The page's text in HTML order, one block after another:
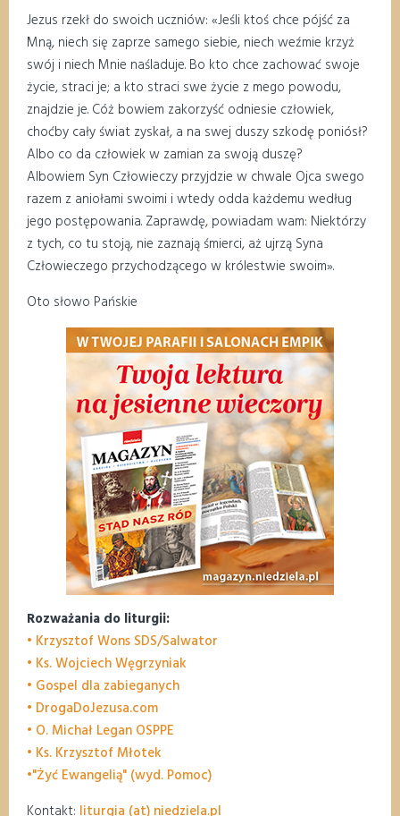
Jezus rzekł do swoich uczniów: «Jeśli ktoś chce pójść za
Mną, niech się zaprze samego siebie, niech weźmie krzyż
swój i niech Mnie naśladuje. Bo kto chce zachować swoje
życie, straci je; a kto straci swe życie z mego powodu,
znajdzie je. Cóż bowiem zakorzyść odniesie człowiek,
choćby cały świat zyskał, a na swej duszy szkodę poniósł?
Albo co da człowiek w zamian za swoją duszę?
Albowiem Syn Człowieczy przyjdzie w chwale Ojca swego
razem z aniołami swoimi i wtedy odda każdemu według
jego postępowania. Zaprawdę, powiadam wam: Niektórzy
z tych, co tu stoją, nie zaznają śmierci, aż ujrzą Syna
Człowieczego przychodzącego w królestwie swoim».
Oto słowo Pańskie
Rozważania do liturgii:
• Krzysztof Wons SDS/Salwator
• Ks. Wojciech Węgrzyniak
• Gospel dla zabieganych
• DrogaDoJezusa.com
• O. Michał Legan OSPPE
• Ks. Krzysztof Młotek
•"Żyć Ewangelią" (wyd. Pomoc)
Kontakt: liturgia (at) niedziela.pl